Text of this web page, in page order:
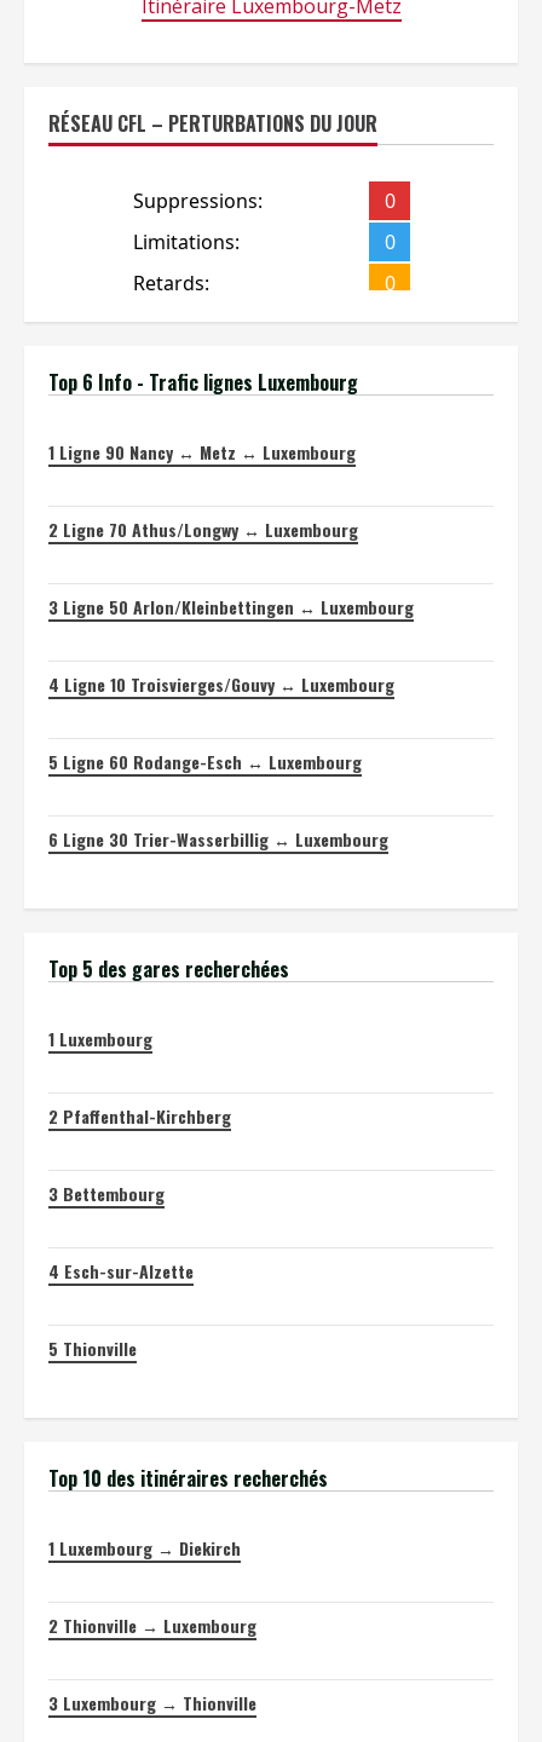
Itinéraire Luxembourg-Metz
RÉSEAU CFL – PERTURBATIONS DU JOUR
Top 6 Info - Trafic lignes Luxembourg
1 Ligne 90 Nancy ↔ Metz ↔ Luxembourg
2 Ligne 70 Athus/Longwy ↔ Luxembourg
3 Ligne 50 Arlon/Kleinbettingen ↔ Luxembourg
4 Ligne 10 Troisvierges/Gouvy ↔ Luxembourg
5 Ligne 60 Rodange-Esch ↔ Luxembourg
6 Ligne 30 Trier-Wasserbillig ↔ Luxembourg
Top 5 des gares recherchées
1 Luxembourg
2 Pfaffenthal-Kirchberg
3 Bettembourg
4 Esch-sur-Alzette
5 Thionville
Top 10 des itinéraires recherchés
1 Luxembourg → Diekirch
2 Thionville → Luxembourg
3 Luxembourg → Thionville